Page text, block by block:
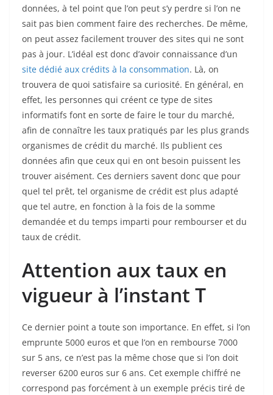
données, à tel point que l’on peut s’y perdre si l’on ne
sait pas bien comment faire des recherches. De même,
on peut assez facilement trouver des sites qui ne sont
pas à jour. L’idéal est donc d’avoir connaissance d’un
site dédié aux crédits à la consommation. Là, on
trouvera de quoi satisfaire sa curiosité. En général, en
effet, les personnes qui créent ce type de sites
informatifs font en sorte de faire le tour du marché,
afin de connaître les taux pratiqués par les plus grands
organismes de crédit du marché. Ils publient ces
données afin que ceux qui en ont besoin puissent les
trouver aisément. Ces derniers savent donc que pour
quel tel prêt, tel organisme de crédit est plus adapté
que tel autre, en fonction à la fois de la somme
demandée et du temps imparti pour rembourser et du
taux de crédit.
Attention aux taux en
vigueur à l’instant T
Ce dernier point a toute son importance. En effet, si l’on
emprunte 5000 euros et que l’on en rembourse 7000
sur 5 ans, ce n’est pas la même chose que si l’on doit
reverser 6200 euros sur 6 ans. Cet exemple chiffré ne
correspond pas forcément à un exemple précis tiré de